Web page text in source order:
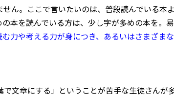
ん。ここで言いたいのは、普段読んでいる本
本を読んでいる方は、少し字が多めの本を。
力や考える力が身につき、あるいはさまざま
文章にする」ということが苦手な生徒さんが